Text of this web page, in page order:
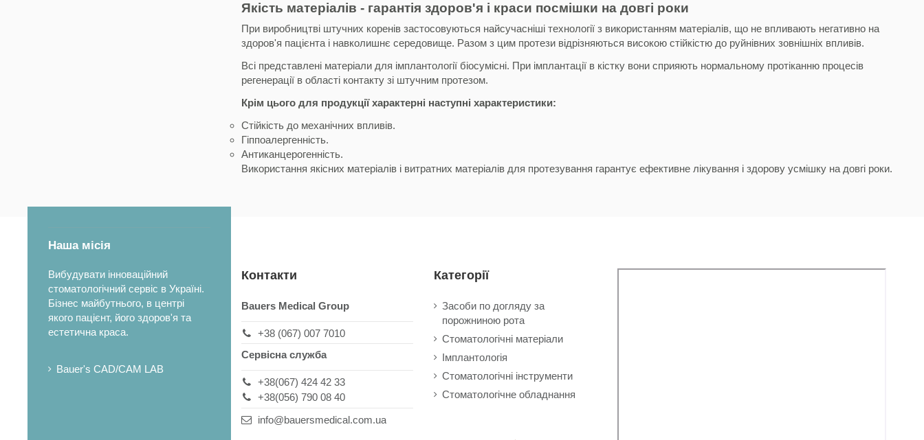
Якість матеріалів - гарантія здоров'я і краси посмішки на довгі роки
При виробництві штучних коренів застосовуються найсучасніші технології з використанням матеріалів, що не впливають негативно на
здоров'я пацієнта і навколишнє середовище. Разом з цим протези відрізняються високою стійкістю до руйнівних зовнішніх впливів.
Всі представлені матеріали для імплантології біосумісні. При імплантації в кістку вони сприяють нормальному протіканню процесів
регенерації в області контакту зі штучним протезом.
Крім цього для продукції характерні наступні характеристики:
Стійкість до механічних впливів.
Гіппоалергенність.
Антиканцерогенність.
Використання якісних матеріалів і витратних матеріалів для протезування гарантує ефективне лікування і здорову усмішку на довгі роки.
Наша місія
Вибудувати інноваційний
стоматологічний сервіс в Україні.
Бізнес майбутнього, в центрі
якого пацієнт, його здоров'я та
естетична краса.
Bauer's CAD/CAM LAB
Контакти
Bauers Medical Group
+38 (067) 007 7010
Сервісна служба
+38(067) 424 42 33
+38(056) 790 08 40
info@bauersmedical.com.ua
Категорії
Засоби по догляду за
порожниною рота
Стоматологічні матеріали
Імплантологія
Стоматологічні інструменти
Стоматологічне обладнання